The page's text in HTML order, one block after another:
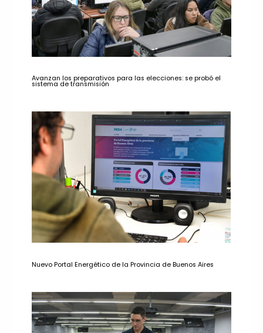
Avanzan los preparativos para las elecciones: se probó el
sistema de transmisión
Nuevo Portal Energético de la Provincia de Buenos Aires